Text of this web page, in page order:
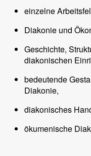
einzelne
Diakonie und
Geschichte,
diakonischen
bedeutende
Diakonie,
diakonisches
ökumenische